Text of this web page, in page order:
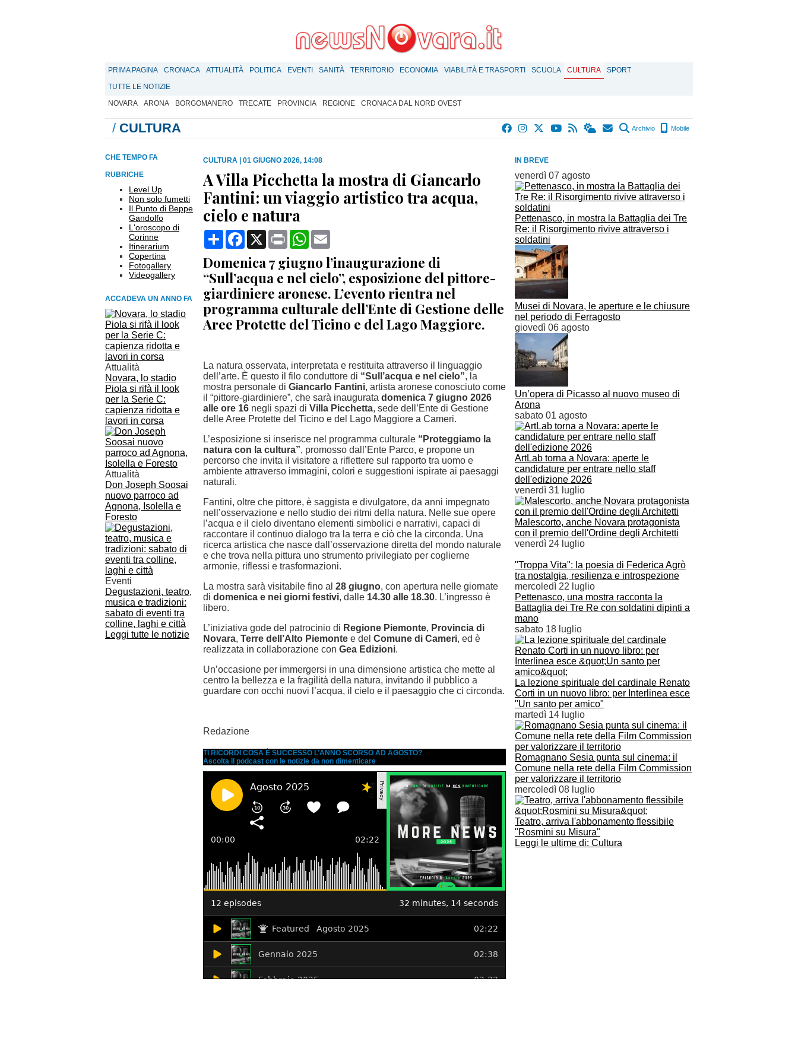
PRIMA PAGINA CRONACA ATTUALITÀ POLITICA EVENTI SANITÀ TERRITORIO ECONOMIA VIABILITÀ E TRASPORTI SCUOLA CULTURA
SPORT
TUTTE LE NOTIZIE
NOVARA
ARONA BORGOMANERO TRECATE PROVINCIA REGIONE CRONACA DAL NORD OVEST
/ CULTURA Archivio Mobile
IN BREVE
venerdì 07 agosto
Pettenasco, in mostra la Battaglia dei Tre
Re: il Risorgimento rivive attraverso i
soldatini
Musei di Novara, le aperture e le chiusure
nel periodo di Ferragosto
giovedì 06 agosto
Un’opera di Picasso al nuovo museo di
Arona
sabato 01 agosto
ArtLab torna a Novara: aperte le
candidature per entrare nello staff
dell'edizione 2026
venerdì 31 luglio
Malescorto, anche Novara protagonista
con il premio dell'Ordine degli Architetti
venerdì 24 luglio
"Troppa Vita": la poesia di Federica Agrò
tra nostalgia, resilienza e introspezione
mercoledì 22 luglio
Pettenasco, una mostra racconta la
Battaglia dei Tre Re con soldatini dipinti a
mano
sabato 18 luglio
La lezione spirituale del cardinale Renato
Corti in un nuovo libro: per Interlinea esce
"Un santo per amico"
martedì 14 luglio
Romagnano Sesia punta sul cinema: il
Comune nella rete della Film Commission
per valorizzare il territorio
mercoledì 08 luglio
Teatro, arriva l'abbonamento flessibile
"Rosmini su Misura"
Leggi le ultime di: Cultura
CHE TEMPO FA
RUBRICHE
Level Up
Non solo fumetti
Il Punto di Beppe
Gandolfo
L'oroscopo di
Corinne
Itinerarium
Copertina
Fotogallery
Videogallery
ACCADEVA UN ANNO FA
Attualità
Novara, lo stadio
Piola si rifà il look
per la Serie C:
capienza ridotta e
lavori in corsa
Attualità
Don Joseph Soosai
nuovo parroco ad
Agnona, Isolella e
Foresto
Eventi
Degustazioni, teatro,
musica e tradizioni:
sabato di eventi tra
colline, laghi e città
Leggi tutte le notizie
CULTURA 01 GIUGNO 2026, 14:08
A Villa Picchetta la mostra di Giancarlo
Fantini: un viaggio artistico tra acqua,
cielo e natura
CondividiFacebook
X Print WhatsApp
Domenica 7 giugno l’inaugurazione di
“Sull’acqua e nel cielo”, esposizione del pittore-
giardiniere aronese. L’evento rientra nel
programma culturale dell’Ente di Gestione delle
Aree Protette del Ticino e del Lago Maggiore.
La natura osservata, interpretata e restituita attraverso il linguaggio
dell’arte. È questo il filo conduttore di “Sull’acqua e nel cielo”, la
mostra personale di Giancarlo Fantini, artista aronese conosciuto come
il “pittore-giardiniere”, che sarà inaugurata domenica 7 giugno 2026
alle ore 16 negli spazi di Villa Picchetta, sede dell’Ente di Gestione
delle Aree Protette del Ticino e del Lago Maggiore a Cameri.
L’esposizione si inserisce nel programma culturale “Proteggiamo la
natura con la cultura”, promosso dall’Ente Parco, e propone un
percorso che invita il visitatore a riflettere sul rapporto tra uomo e
ambiente attraverso immagini, colori e suggestioni ispirate ai paesaggi
naturali.
Fantini, oltre che pittore, è saggista e divulgatore, da anni impegnato
nell’osservazione e nello studio dei ritmi della natura. Nelle sue opere
l’acqua e il cielo diventano elementi simbolici e narrativi, capaci di
raccontare il continuo dialogo tra la terra e ciò che la circonda. Una
ricerca artistica che nasce dall’osservazione diretta del mondo naturale
e che trova nella pittura uno strumento privilegiato per coglierne
armonie, riflessi e trasformazioni.
La mostra sarà visitabile fino al 28 giugno, con apertura nelle giornate
di domenica e nei giorni festivi, dalle 14.30 alle 18.30. L’ingresso è
libero.
L’iniziativa gode del patrocinio di Regione Piemonte, Provincia di
Novara, Terre dell’Alto Piemonte e del Comune di Cameri, ed è
realizzata in collaborazione con Gea Edizioni.
Un’occasione per immergersi in una dimensione artistica che mette al
centro la bellezza e la fragilità della natura, invitando il pubblico a
guardare con occhi nuovi l’acqua, il cielo e il paesaggio che ci circonda.
Redazione
TI RICORDI COSA È SUCCESSO L’ANNO SCORSO AD AGOSTO?
Ascolta il podcast con le notizie da non dimenticare